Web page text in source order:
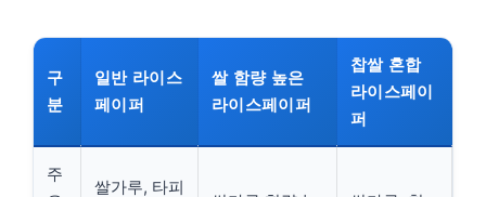
구
분
일반 라이스
페이퍼
쌀 함량 높은
라이스페이퍼
찹쌀 혼합
라이스페이
퍼
주
쌀가루, 타피